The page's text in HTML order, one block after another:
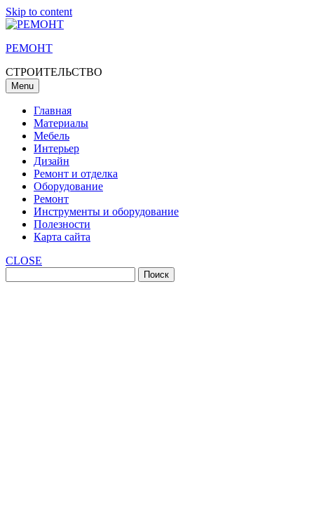
Skip to content
РЕМОНТ
СТРОИТЕЛЬСТВО
Menu
Главная
Материалы
Мебель
Интерьер
Дизайн
Ремонт и отделка
Оборудование
Ремонт
Инструменты и оборудование
Полезности
Карта сайта
CLOSE